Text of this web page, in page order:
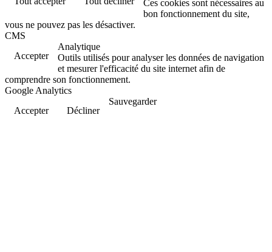
Ces cookies sont nécessaires au
bon fonctionnement du site,
vous ne pouvez pas les désactiver.
CMS
Accepter
Analytique
Outils utilisés pour analyser les données de navigation
et mesurer l'efficacité du site internet afin de
comprendre son fonctionnement.
Google Analytics
Accepter
Décliner
Sauvegarder